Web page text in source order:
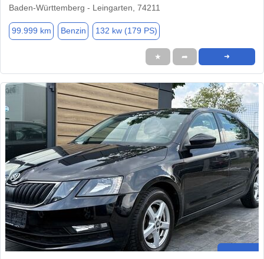
Baden-Württemberg - Leingarten, 74211
99.999 km Benzin 132 kw (179 PS)
★ ➦ ➜